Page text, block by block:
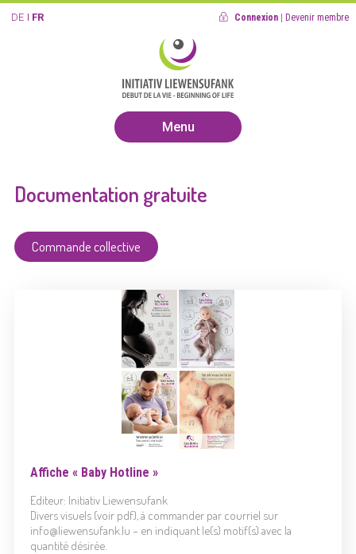
DE FR Connexion Devenir membre
Menu
Documentation gratuite
Commande collective
Affiche « Baby Hotline »
Editeur: Initiativ Liewensufank
Divers visuels (voir pdf), à commander par courriel sur
info@liewensufank.lu – en indiquant le(s) motif(s) avec la
quantité désirée.